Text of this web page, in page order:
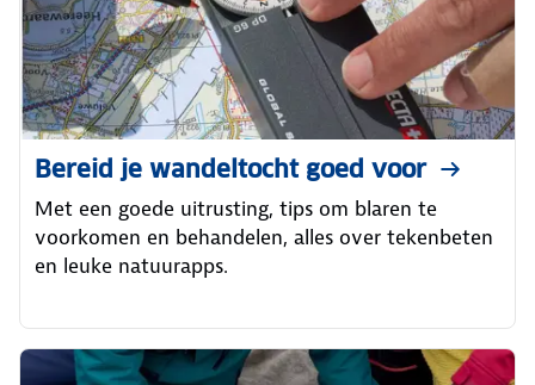
Bereid je wandeltocht goed voor
Met een goede uitrusting, tips om blaren te
voorkomen en behandelen, alles over tekenbeten
en leuke natuurapps.